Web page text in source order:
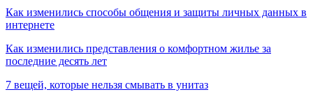
Как изменились способы общения и защиты личных данных в
интернете
Как изменились представления о комфортном жилье за
последние десять лет
7 вещей, которые нельзя смывать в унитаз